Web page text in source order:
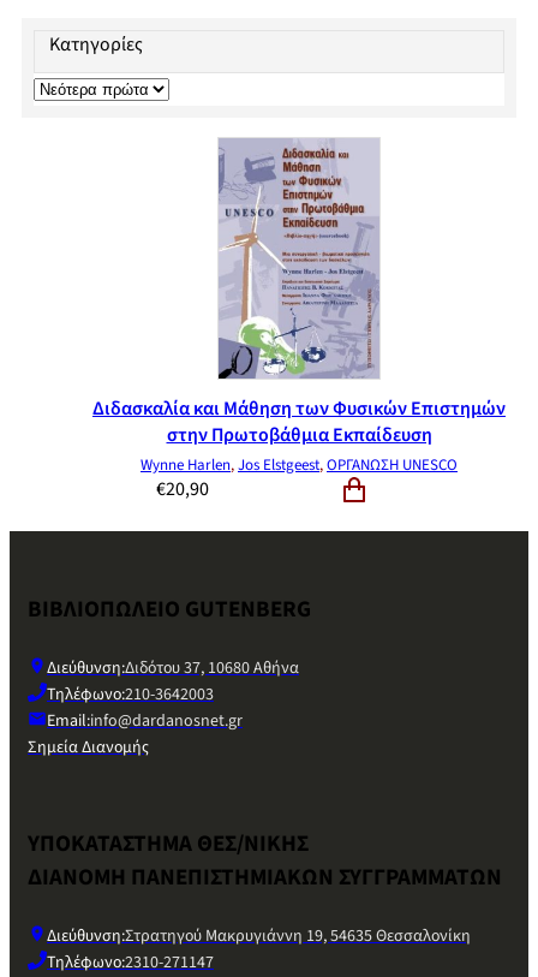
Κατηγορίες
Διδασκαλία και Μάθηση των Φυσικών Επιστημών
στην Πρωτοβάθμια Εκπαίδευση
Wynne Harlen,Jos Elstgeest,ΟΡΓΑΝΩΣΗ UNESCO
€20,90
ΒΙΒΛΙΟΠΩΛΕΙΟ GUTENBERG
Διεύθυνση:Διδότου 37, 10680 Αθήνα
Τηλέφωνο:210-3642003
Email:info@dardanosnet.gr
Σημεία Διανομής
ΥΠΟΚΑΤΑΣΤΗΜΑ ΘΕΣ/ΝΙΚΗΣ
ΔΙΑΝΟΜΗ ΠΑΝΕΠΙΣΤΗΜΙΑΚΩΝ ΣΥΓΓΡΑΜΜΑΤΩΝ
Διεύθυνση:Στρατηγού Μακρυγιάννη 19, 54635 Θεσσαλονίκη
Τηλέφωνο:2310-271147